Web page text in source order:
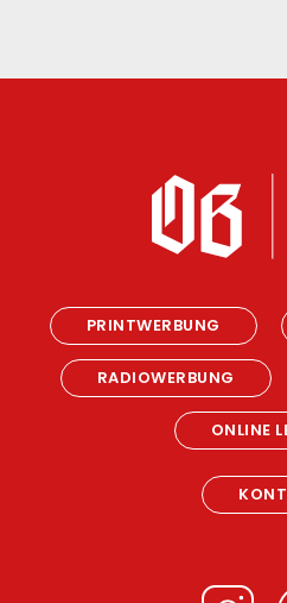
PRINTWERBUNG
RADIOWERBUNG
ONLINE